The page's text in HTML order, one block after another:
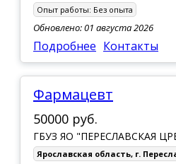
Опыт работы: Без опыта
Обновлено: 01 августа 2026
Подробнее Контакты
Фармацевт
50000 руб.
ГБУЗ ЯО "ПЕРЕСЛАВСКАЯ
Ярославская область, г.